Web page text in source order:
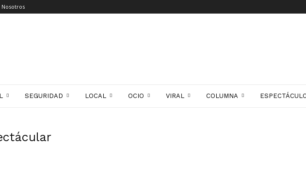
Nosotros
SEGURIDAD LOCAL OCIO VIRAL COLUMNA